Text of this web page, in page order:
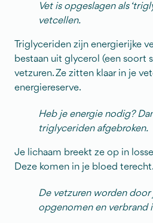
Vet is opgeslagen als
vetcellen.
Triglyceriden zijn energierijke
bestaan uit glycerol (een soort
vetzuren. Ze zitten klaar in je
energiereserve.
Heb je energie nodig?
triglyceriden afgebroken.
Je lichaam breekt ze op in
Deze komen in je bloed terecht.
De vetzuren worden door
opgenomen en verbrand